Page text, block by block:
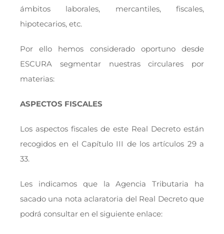
ámbitos laborales, mercantiles, fiscales,
hipotecarios, etc.
Por ello hemos considerado oportuno desde
ESCURA segmentar nuestras circulares por
materias:
ASPECTOS FISCALES
Los aspectos fiscales de este Real Decreto están
recogidos en el Capítulo III de los artículos 29 a
33.
Les indicamos que la Agencia Tributaria ha
sacado una nota aclaratoria del Real Decreto que
podrá consultar en el siguiente enlace: